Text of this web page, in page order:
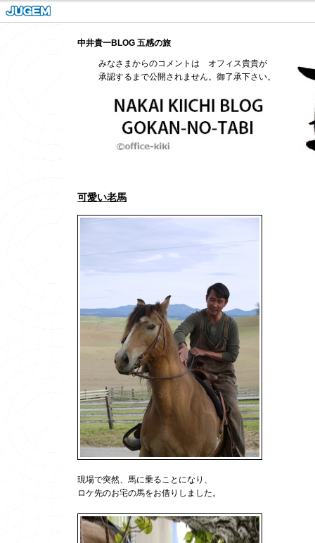
中井貴一BLOG 五感の旅
みなさまからのコメントは オフィス貴貴が
承認するまで公開されません。御了承下さい。
可愛い老馬
現場で突然、馬に乗ることになり、
ロケ先のお宅の馬をお借りしました。